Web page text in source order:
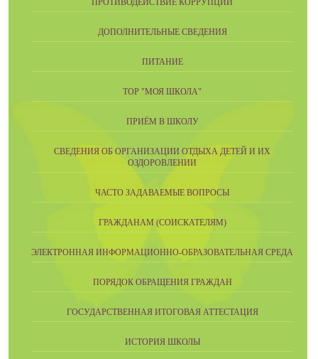
ПРОТИВОДЕЙСТВИЕ КОРРУПЦИИ
ДОПОЛНИТЕЛЬНЫЕ СВЕДЕНИЯ
ПИТАНИЕ
ТОР "МОЯ ШКОЛА"
ПРИЁМ В ШКОЛУ
СВЕДЕНИЯ ОБ ОРГАНИЗАЦИИ ОТДЫХА ДЕТЕЙ И ИХ
ОЗДОРОВЛЕНИИ
ЧАСТО ЗАДАВАЕМЫЕ ВОПРОСЫ
ГРАЖДАНАМ (СОИСКАТЕЛЯМ)
ЭЛЕКТРОННАЯ ИНФОРМАЦИОННО-ОБРАЗОВАТЕЛЬНАЯ СРЕДА
ПОРЯДОК ОБРАЩЕНИЯ ГРАЖДАН
ГОСУДАРСТВЕННАЯ ИТОГОВАЯ АТТЕСТАЦИЯ
ИСТОРИЯ ШКОЛЫ